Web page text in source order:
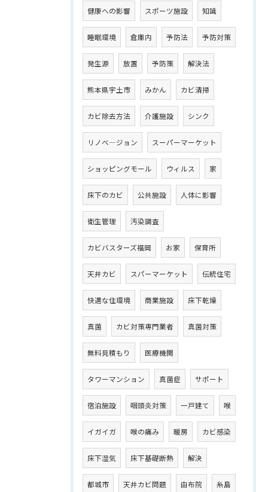
健康への影響 スポーツ施設 知識
睡眠環境 倉庫内 予防法 予防対策
発生源 放置 予防策 解決法
熊本県宇土市 みかん カビ清掃
カビ除去方法 介護施設 シンク
リノベ―ジョン スーパーマーケット
ショッピングモール ウィルス 家
床下のカビ 公共施設 人体に影響
衛生管理 汚染調査
カビバスターズ福岡 お家 保育所
天井カビ スパーマーケット 伝統住宅
快適な住環境 商業施設 床下乾燥
真菌 カビ対策専門業者 真菌対策
無料見積もり 医療機関
タワーマンション 真菌症 サポート
宿泊施設 咽頭炎対策 一戸建て 喉
イガイガ 喉の痛み 暖房 カビ感染
床下湿気 床下基礎断熱 解決
都城市 天井カビ問題 由布院 糸島